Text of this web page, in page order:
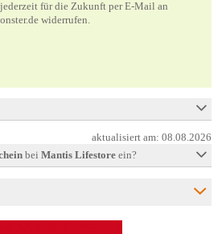
für die Zukunft per E-Mail an
widerrufen.
aktualisiert am:08.08.2026
bei Mantis Lifestoreein?